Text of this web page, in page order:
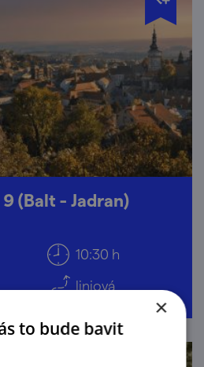
(Balt - Jadran)
10:30 h
liniová
×
to bude bavit